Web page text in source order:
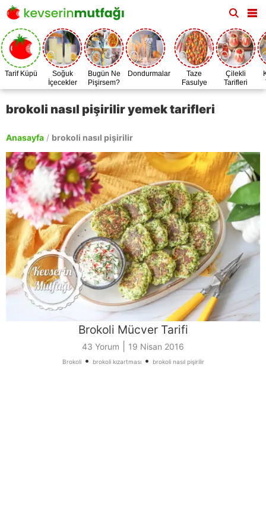
Tarif Küpü
Soğuk
İçecekler
Bugün Ne
Pişirsem?
Dondurmalar
Taze
Fasulye
Zamanı
Çilekli
Tarifleri
brokoli nasıl pişirilir yemek tarifleri
Anasayfa / brokoli nasıl pişirilir
Brokoli Mücver Tarifi
43 Yorum 19 Nisan 2016
Brokoli• brokoli kızartması• brokoli nasıl pişirilir